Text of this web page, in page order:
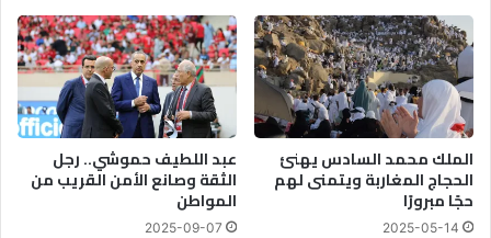
الملك محمد السادس يهنئ
الحجاج المغاربة ويتمنى لهم
حجًا مبرورًا
2025-05-14
عبد اللطيف حموشي.. رجل
الثقة وصانع الأمن القريب من
المواطن
2025-09-07